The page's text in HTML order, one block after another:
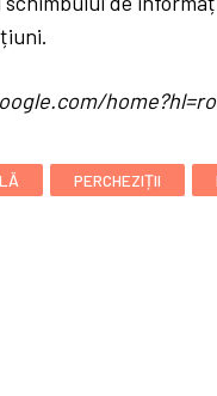
PERCHEZIȚII